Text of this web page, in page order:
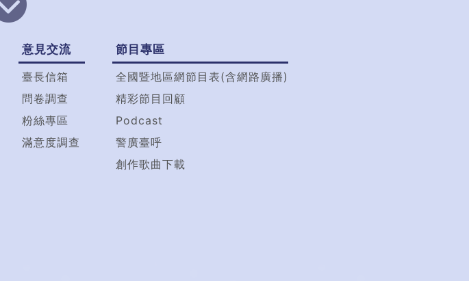
意見交流
臺長信箱
問卷調查
粉絲專區
滿意度調查
節目專區
全國暨地區網節目表(含網路廣播)
精彩節目回顧
Podcast
警廣臺呼
創作歌曲下載